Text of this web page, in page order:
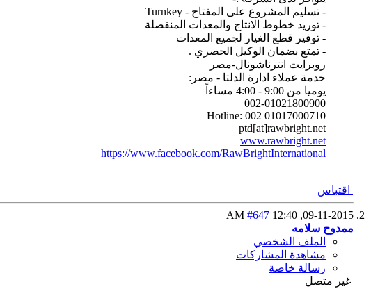
- تسليم المشروع على المفتاح - Turnkey
- توريد خطوط الانتاج والمعدات المنفصلة
- توفير قطع الغيار لجميع المعدات
- تمتع بضمان الوكيل الحصري .
روبرايت انترناشونال-مصر
خدمة عملاء ادارة الدلتا - مصر:
يوميا من 9:00 - 4:00 مساءاً
002-01021800900
Hotline: 002 01017000710
ptd[at]rawbright.net
www.rawbright.net
https://www.facebook.com/RawBrightInternational
اقتباس
09-11-2015,
12:40 AM
#647
ممدوح سلامه
الملف الشخصي
مشاهدة المشاركات
رسالة خاصة
غير متصل